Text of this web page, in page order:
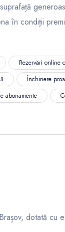
în condiții
Rezervări online
Închiriere
abonamente
dotată cu